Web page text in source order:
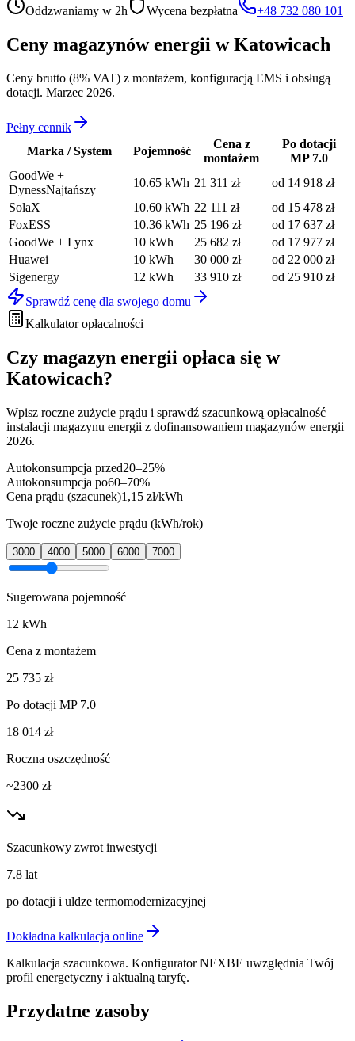
Oddzwaniamy w 2h Wycena bezpłatna +48 732 080 101
Ceny magazynów energii w Katowicach
Ceny brutto (8% VAT) z montażem, konfiguracją EMS i obsługą
dotacji. Marzec 2026.
Pełny cennik
Marka / System
Pojemność
Cena z
montażem
Po dotacji
MP 7.0
GoodWe +
DynessNajtańszy
10.65 kWh 21 311 zł od 14 918 zł
SolaX
10.60 kWh 22 111 zł od 15 478 zł
FoxESS
10.36 kWh 25 196 zł od 17 637 zł
GoodWe + Lynx
10 kWh 25 682 zł od 17 977 zł
Huawei
10 kWh 30 000 zł od 22 000 zł
Sigenergy
12 kWh 33 910 zł od 25 910 zł
Sprawdź cenę dla swojego domu
Kalkulator opłacalności
Czy magazyn energii opłaca się w
Katowicach?
Wpisz roczne zużycie prądu i sprawdź szacunkową opłacalność
instalacji magazynu energii z dofinansowaniem magazynów energii
2026.
Autokonsumpcja przed20–25%
Autokonsumpcja po60–70%
Cena prądu (szacunek)1,15 zł/kWh
Twoje roczne zużycie prądu (kWh/rok)
3000 4000 5000 6000 7000
Sugerowana pojemność
12 kWh
Cena z montażem
25 735 zł
Po dotacji MP 7.0
18 014 zł
Roczna oszczędność
~2300 zł
Szacunkowy zwrot inwestycji
7.8 lat
po dotacji i uldze termomodernizacyjnej
Dokładna kalkulacja online
Kalkulacja szacunkowa. Konfigurator NEXBE uwzględnia Twój
profil energetyczny i aktualną taryfę.
Przydatne zasoby